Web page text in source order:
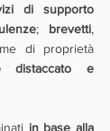
di supporto
; brevetti,
di proprietà
distaccato e
in base alla